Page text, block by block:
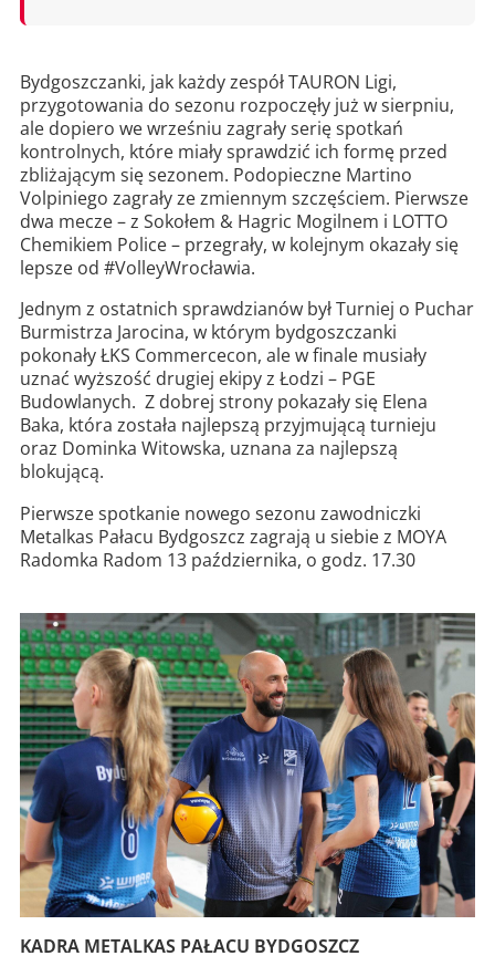
Bydgoszczanki, jak każdy zespół TAURON Ligi,
przygotowania do sezonu rozpoczęły już w sierpniu,
ale dopiero we wrześniu zagrały serię spotkań
kontrolnych, które miały sprawdzić ich formę przed
zbliżającym się sezonem. Podopieczne Martino
Volpiniego zagrały ze zmiennym szczęściem. Pierwsze
dwa mecze – z Sokołem & Hagric Mogilnem i LOTTO
Chemikiem Police – przegrały, w kolejnym okazały się
lepsze od #VolleyWrocławia.
Jednym z ostatnich sprawdzianów był Turniej o Puchar
Burmistrza Jarocina, w którym bydgoszczanki
pokonały ŁKS Commercecon, ale w finale musiały
uznać wyższość drugiej ekipy z Łodzi – PGE
Budowlanych. Z dobrej strony pokazały się Elena
Baka, która została najlepszą przyjmującą turnieju
oraz Dominka Witowska, uznana za najlepszą
blokującą.
Pierwsze spotkanie nowego sezonu zawodniczki
Metalkas Pałacu Bydgoszcz zagrają u siebie z MOYA
Radomka Radom 13 października, o godz. 17.30
KADRA METALKAS PAŁACU BYDGOSZCZ